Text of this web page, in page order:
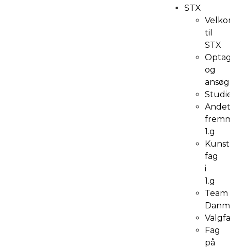
STX
til
STX
og
1.g
fag
i
1.g
Team
Fag
på